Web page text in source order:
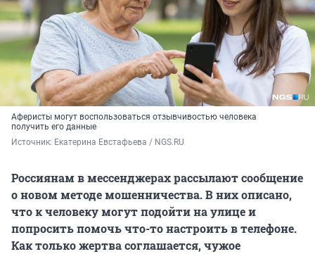
Аферисты могут воспользоваться отзывчивостью человека
получить его данные
Источник: Екатерина Евстафьева / NGS.RU
Россиянам в мессенджерах рассылают сообщение
о новом методе мошенничества. В них описано,
что к человеку могут подойти на улице и
попросить помочь что-то настроить в телефоне.
Как только жертва соглашается, чужое